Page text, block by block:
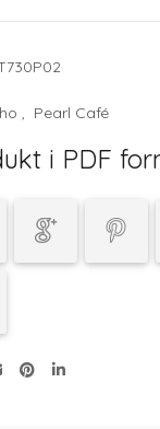
, Pearl Café
i PDF